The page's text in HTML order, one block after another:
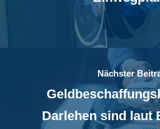
Nächster
Darlehen sind laut